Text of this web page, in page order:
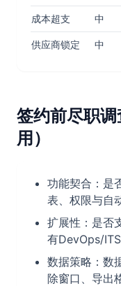
成本超支 中
供应商锁定 中
签约前尽职
用）
功能契合：是
表、权限与自
扩展性：是否
有DevOps/
数据策略：数
除窗口、导出